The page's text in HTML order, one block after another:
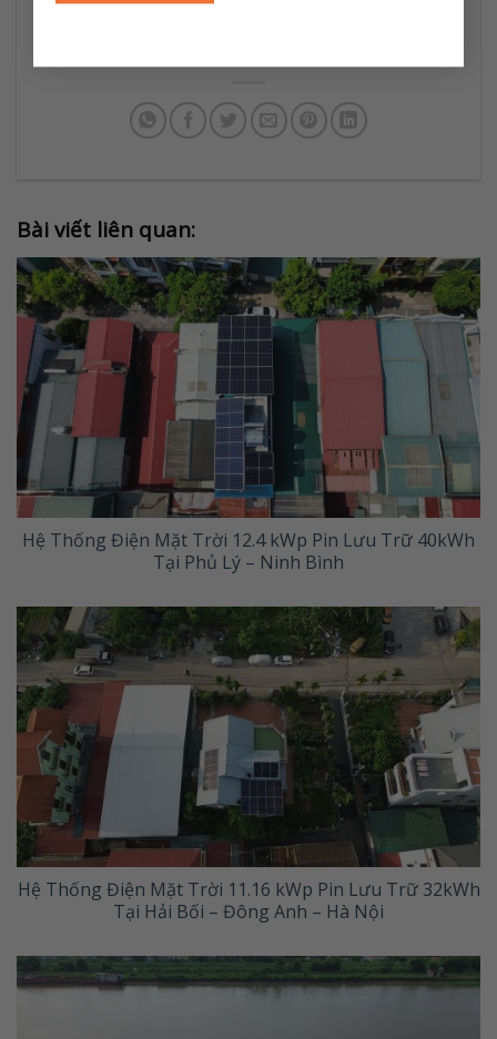
Bài viết liên quan:
Hệ Thống Điện Mặt Trời 12.4 kWp Pin Lưu Trữ 40kWh
Tại Phủ Lý – Ninh Bình
Hệ Thống Điện Mặt Trời 11.16 kWp Pin Lưu Trữ 32kWh
Tại Hải Bối – Đông Anh – Hà Nội